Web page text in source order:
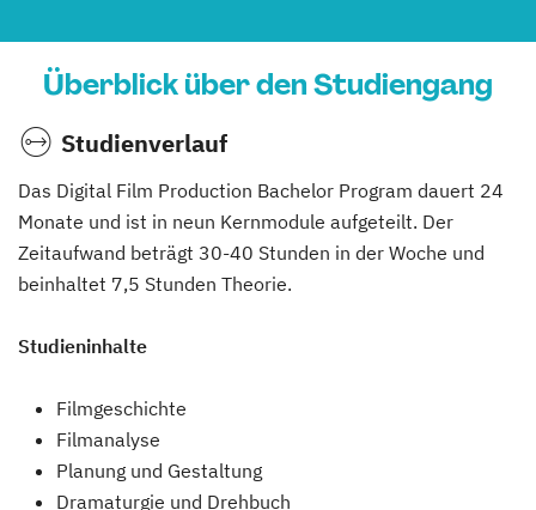
Überblick über den Studiengang
Studienverlauf
Das Digital Film Production Bachelor Program dauert 24
Monate und ist in neun Kernmodule aufgeteilt. Der
Zeitaufwand beträgt 30-40 Stunden in der Woche und
beinhaltet 7,5 Stunden Theorie.
Studieninhalte
Filmgeschichte
Filmanalyse
Planung und Gestaltung
Dramaturgie und Drehbuch